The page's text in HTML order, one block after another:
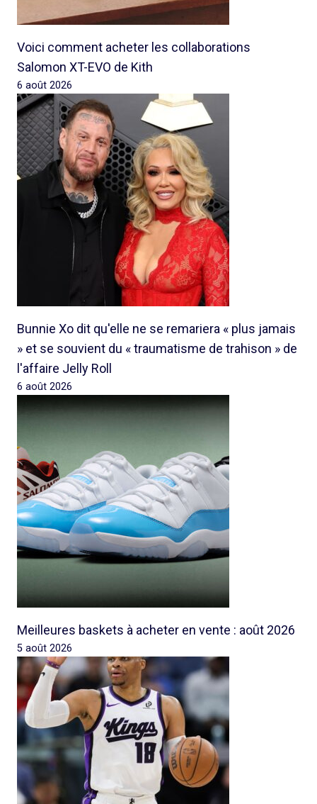
Voici comment acheter les collaborations
Salomon XT-EVO de Kith
6 août 2026
Bunnie Xo dit qu'elle ne se remariera « plus jamais
» et se souvient du « traumatisme de trahison » de
l'affaire Jelly Roll
6 août 2026
Meilleures baskets à acheter en vente : août 2026
5 août 2026